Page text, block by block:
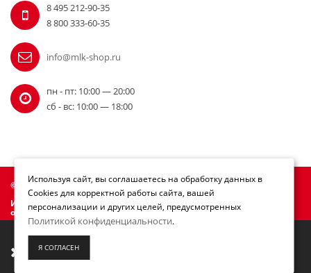
Мы переезжаем! С 21 июля магазин будет
работать по новому адресу. Подробная
8 495 212-90-35
8 800 333-60-35
info@mlk-shop.ru
пн - пт: 10:00 — 20:00
сб - вс: 10:00 — 18:00
© Официальный дилер Milwaukee 2010 - 2026
Информация на сайте mlk-shop.ru не является публичной
офертой.
Используя сайт, вы соглашаетесь на обработку данных в
Cookies для корректной работы сайта, вашей
персонализации и других целей, предусмотренных
Политикой конфиденциальности.
Я СОГЛАСЕН